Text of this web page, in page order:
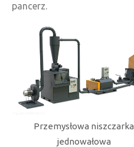
pancerz.
Przemysłowa niszczarka
jednowałowa